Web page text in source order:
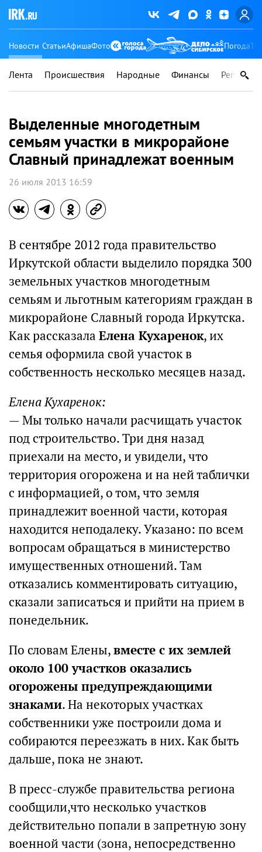
Новости СтатьиАфишаФото Погода
Лента Происшествия Народные Финансы Регионы
Выделенные многодетным
семьям участки в микрорайоне
Славный принадлежат военным
26 июля 2013 16:59
В сентябре 2012 года правительство
Иркутской области выделило порядка 300
земельных участков многодетным
семьям и льготным категориям граждан в
микрорайоне Славный города Иркутска.
Как рассказала Елена Кухаренок, их
семья оформила свой участок в
собственность несколько месяцев назад.
Елена Кухаренок:
— Мы только начали расчищать участок
под строительство. Три дня назад
приехали на место, и увидели, что
территория огорожена и на ней таблички
с информацией, о том, что земля
принадлежит военной части, которая
находится неподалеку. Указано: по всем
вопросам обращаться в министерство
имущественных отношений. Там
отказались комментировать ситуацию,
сказали записаться и прийти на прием в
понедельник.
По словам Елены,вместе с их землей
около 100 участков оказались
огорожены предупреждающими
знаками. На некоторых участках
собственники уже построили дома и
собираются переезжать в них. Как быть
дальше, пока не знают.
В пресс-службе правительства региона
сообщили,что несколько участков
действительно попали в запретную зону
военной части (зона, непосредственно